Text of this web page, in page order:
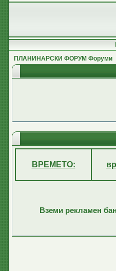
ПЛАНИНАРСКИ ФОРУМ Форуми
ВРЕМЕТО:
Вземи рекламен